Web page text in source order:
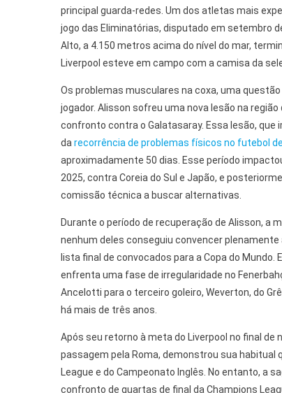
principal guarda-redes. Um dos atletas mais
jogo das Eliminatórias, disputado em setembro
Alto, a 4.150 metros acima do nível do mar,
Liverpool esteve em campo com a camisa da
Os problemas musculares na coxa, uma
jogador. Alisson sofreu uma nova lesão na
confronto contra o Galatasaray. Essa lesão,
da recorrência de problemas físicos no futebol
aproximadamente 50 dias. Esse período
2025, contra Coreia do Sul e Japão, e
comissão técnica a buscar alternativas.
Durante o período de recuperação de Alisson, a
nenhum deles conseguiu convencer
lista final de convocados para a Copa do
enfrenta uma fase de irregularidade no
Ancelotti para o terceiro goleiro, Weverton, do
há mais de três anos.
Após seu retorno à meta do Liverpool no final
passagem pela Roma, demonstrou sua
League e do Campeonato Inglês. No entanto, a
confronto de quartas de final da Champions